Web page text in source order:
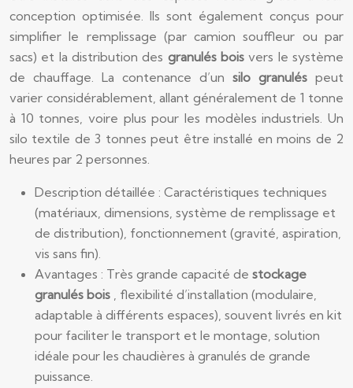
conception optimisée. Ils sont également conçus pour
simplifier le remplissage (par camion souffleur ou par
sacs) et la distribution des granulés boisvers le système
de chauffage. La contenance d’un silo granulés peut
varier considérablement, allant généralement de 1 tonne
à 10 tonnes, voire plus pour les modèles industriels. Un
silo textile de 3 tonnes peut être installé en moins de 2
heures par 2 personnes.
Description détaillée : Caractéristiques techniques
(matériaux, dimensions, système de remplissage et
de distribution), fonctionnement (gravité, aspiration,
vis sans fin).
Avantages : Très grande capacité de stockage
granulés bois , flexibilité d’installation (modulaire,
adaptable à différents espaces), souvent livrés en kit
pour faciliter le transport et le montage, solution
idéale pour les chaudières à granulés de grande
puissance.